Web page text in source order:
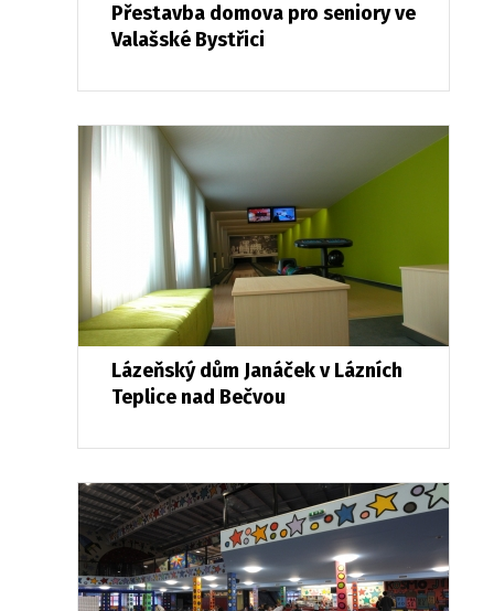
Přestavba domova pro seniory ve
Valašské Bystřici
Lázeňský dům Janáček v Lázních
Teplice nad Bečvou